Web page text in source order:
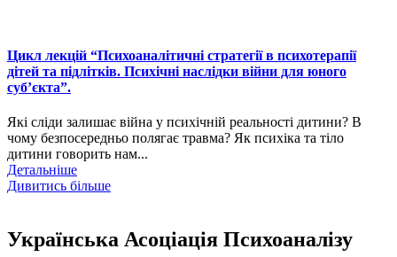
Цикл лекцій “Психоаналітичні стратегії в психотерапії
дітей та підлітків. Психічні наслідки війни для юного
суб’єкта”.
Які сліди залишає війна у психічній реальності дитини? В
чому безпосередньо полягає травма? Як психіка та тіло
дитини говорить нам...
Детальніше
Дивитись більше
Українська Асоціація Психоаналізу